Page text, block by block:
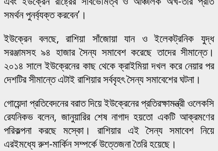
সমর্থন পুনর্ব্যক্ত করবেন’।
ইউক্রেন বলছে, রাশিয়া সাঁজোয়া যান ও ইলেকট্রনিক যুদ্ধ
সরঞ্জামসহ ৯৪ হাজার সৈন্য সমাবেশ করেছে তাদের সীমান্তে।
২০১৪ সালে ইউক্রেনের কাছ থেকে ক্রাইমিয়া দখল করে নেয়ার পর
দেশটির সীমান্তে এটাই রাশিয়ার সর্ববৃহৎ সৈন্য সমাবেশের ঘটনা।
গোয়েন্দা প্রতিবেদনের বরাত দিয়ে ইউক্রেনের প্রতিরক্ষামন্ত্রী ওলেকসি
রেযনিকভ বলেন, জানুয়ারির শেষ নাগাদ হয়তো একটি আক্রমণের
পরিকল্পনা করছে মস্কো। রাশিয়ার এই সৈন্য সমাবেশ নিয়ে
এরইমধ্যে রুশ-মার্কিন সম্পর্কে উত্তেজনা তৈরি হয়েছে।